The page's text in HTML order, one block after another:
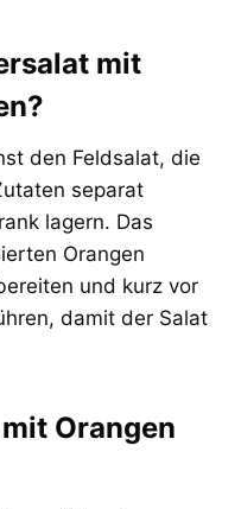
mit
den Feldsalat, die
separat
lagern. Das
Orangen
und kurz vor
damit der Salat
Orangen